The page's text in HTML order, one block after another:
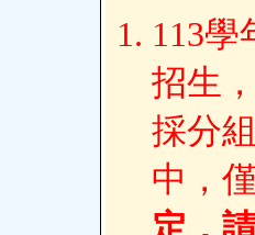
113
招生
採分
中，